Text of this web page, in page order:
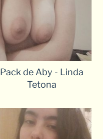
Pack de Aby - Linda
Tetona